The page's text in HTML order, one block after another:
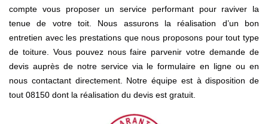
compte vous proposer un service performant pour raviver la
tenue de votre toit. Nous assurons la réalisation d’un bon
entretien avec les prestations que nous proposons pour tout type
de toiture. Vous pouvez nous faire parvenir votre demande de
devis auprès de notre service via le formulaire en ligne ou en
nous contactant directement. Notre équipe est à disposition de
tout 08150 dont la réalisation du devis est gratuit.